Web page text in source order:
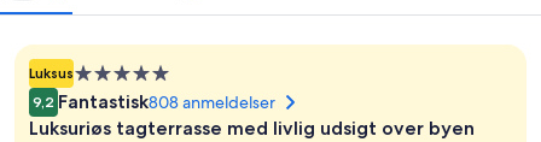
LuksusOvernatningssted
med
5.0
9,2 Fantastisk808 anmeldelser
Luksuriøs tagterrasse med livlig udsigt over byen